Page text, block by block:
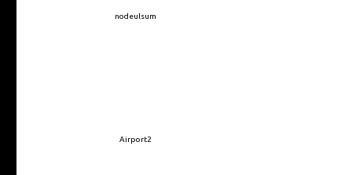
nodeulsum
Airport2